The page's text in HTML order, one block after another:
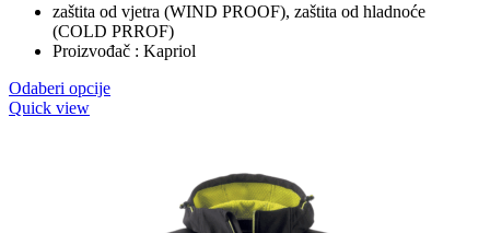
zaštita od vjetra (WIND PROOF), zaštita od hladnoće
(COLD PRROF)
Proizvođač : Kapriol
Odaberi opcijeOvaj
Quick view